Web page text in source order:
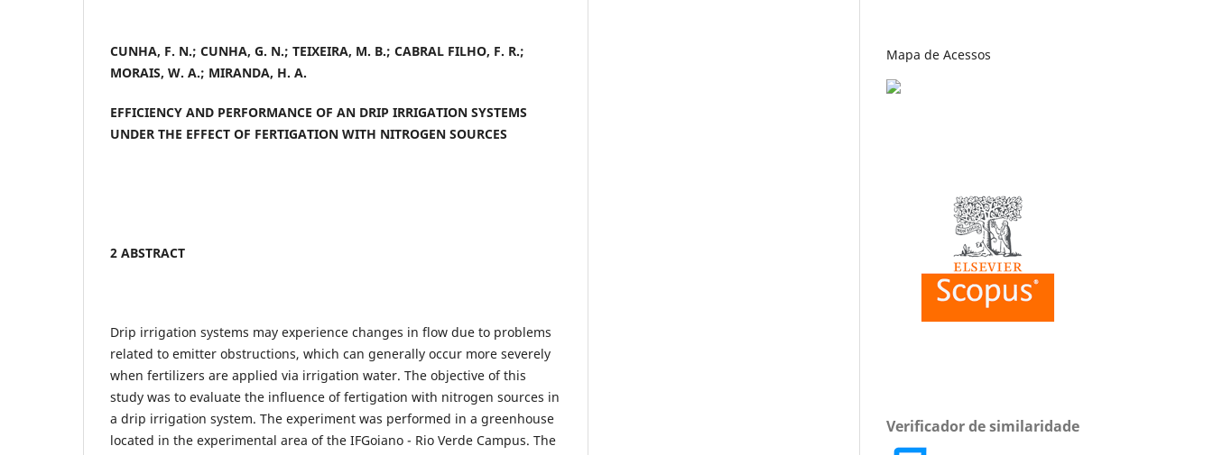
CUNHA, F. N.; CUNHA, G. N.; TEIXEIRA, M. B.; CABRAL FILHO, F. R.;
MORAIS, W. A.; MIRANDA, H. A.
EFFICIENCY AND PERFORMANCE OF AN DRIP IRRIGATION SYSTEMS
UNDER THE EFFECT OF FERTIGATION WITH NITROGEN SOURCES
2 ABSTRACT
Drip irrigation systems may experience changes in flow due to problems
related to emitter obstructions, which can generally occur more severely
when fertilizers are applied via irrigation water. The objective of this
study was to evaluate the influence of fertigation with nitrogen sources in
a drip irrigation system. The experiment was performed in a greenhouse
located in the experimental area of the IFGoiano - Rio Verde Campus. The
Mapa de Acessos
Verificador de similaridade